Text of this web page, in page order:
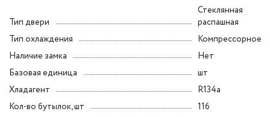
Тип двери
Стеклянная
распашная
Тип охлаждения
Компрессорное
Наличие замка
Нет
Базовая единица
шт
Хладагент
R134a
Кол-во бутылок, шт
116